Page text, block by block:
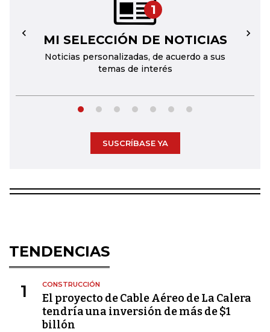
1
MI SELECCIÓN DE NOTICIAS
Noticias personalizadas, de acuerdo a sus
temas de interés
← →
SUSCRÍBASE YA
TENDENCIAS
1 CONSTRUCCIÓN
El proyecto de Cable Aéreo de La Calera
tendría una inversión de más de $1
billón